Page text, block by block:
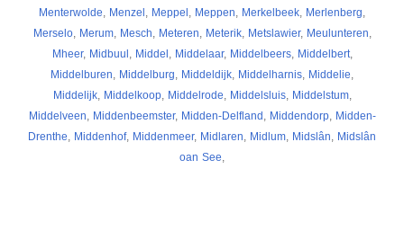
Menterwolde
Menzel Meppel Meppen Merkelbeek Merlenberg
Merselo, Merum, Mesch Meteren Meterik, Metslawier, Meulunteren
Mheer, Midbuul Middel Middelaar, Middelbeers, Middelbert,
Middelburen
Middelburg Middeldijk Middelharnis Middelie
Middelijk, Middelkoop, Middelrode Middelsluis, Middelstum,
Middelveen
Middenbeemster, Midden-Delfland Middendorp, Midden-
Drenthe
Middenhof, Middenmeer, Midlaren Midlum Midslân
Midslân
oan See